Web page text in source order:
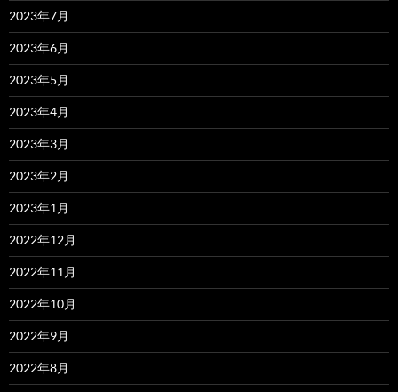
2023年7月
2023年6月
2023年5月
2023年4月
2023年3月
2023年2月
2023年1月
2022年12月
2022年11月
2022年10月
2022年9月
2022年8月